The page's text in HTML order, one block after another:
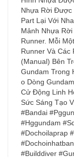
Nhựa Rời Được
Part Lại Với
Mảnh Nhựa
Runner. Mỗi
Runner Và Các
(Manual) Bên
Gundam Trong
o Dòng
Cử Động Linh
Sức Sáng Tạo
#Bandai
#Hggundam
#Dochoilaprap
#Builddiver